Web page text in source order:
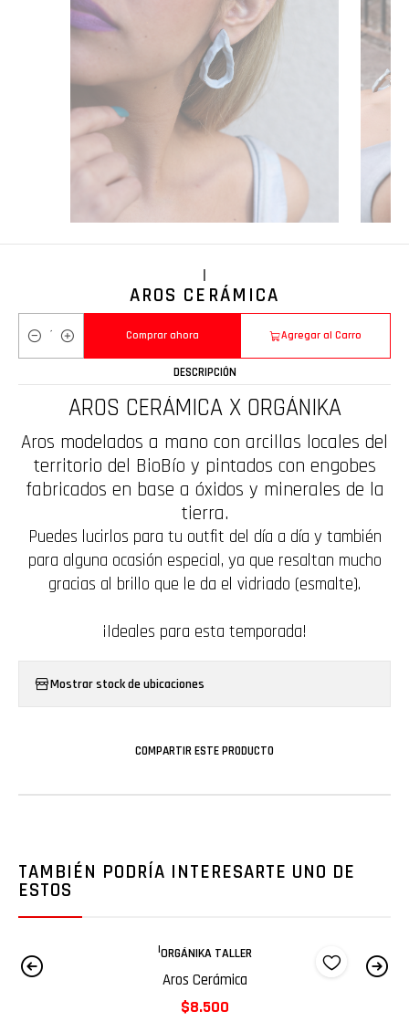
|
AROS CERÁMICA
Cantidad
Agregar al Carro
Comprar ahora
DESCRIPCIÓN
AROS CERÁMICA X ORGÁNIKA
Aros modelados a mano con arcillas locales del
territorio del BioBío y pintados con engobes
fabricados en base a óxidos y minerales de la
tierra.
Puedes lucirlos para tu outfit del día a día y también
para alguna ocasión especial, ya que resaltan mucho
gracias al brillo que le da el vidriado (esmalte).
¡Ideales para esta temporada!
Mostrar stock de ubicaciones
COMPARTIR ESTE PRODUCTO
TAMBIÉN PODRÍA INTERESARTE UNO DE
ESTOS
|ORGÁNIKA TALLER
Aros Cerámica
$8.500